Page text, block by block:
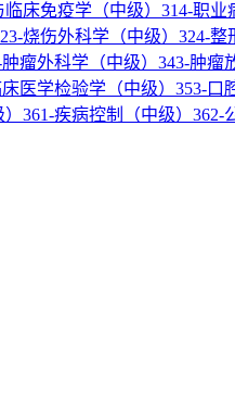
床免疫学（中级） 314-职业
烧伤外科学（中级） 324-整
瘤外科学（中级） 343-肿瘤
医学检验学（中级） 353-口
361-疾病控制（中级） 362-